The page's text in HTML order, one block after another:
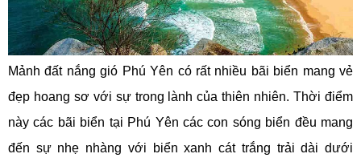
Mảnh đất nắng gió Phú Yên có rất nhiều bãi biển mang vẻ
đẹp hoang sơ với sự trong lành của thiên nhiên. Thời điểm
này các bãi biển tại Phú Yên các con sóng biển đều mang
đến sự nhẹ nhàng với biển xanh cát trắng trải dài dưới